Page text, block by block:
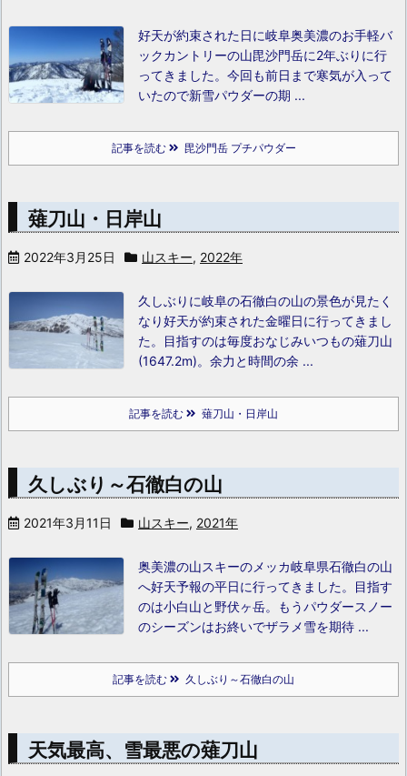
好天が約束された日に岐阜奥美濃のお手軽バ
ックカントリーの山毘沙門岳に2年ぶりに行
ってきました。 今回も前日まで寒気が入って
いたので新雪パウダーの期 ...
記事を読む 毘沙門岳 プチパウダー
薙刀山・日岸山
2022年3月25日 山スキー, 2022年
久しぶりに岐阜の石徹白の山の景色が見たく
なり好天が約束された金曜日に行ってきまし
た。目指すのは毎度おなじみいつもの薙刀山
(1647.2m)。余力と時間の余 ...
記事を読む 薙刀山・日岸山
久しぶり～石徹白の山
2021年3月11日 山スキー, 2021年
奥美濃の山スキーのメッカ岐阜県石徹白の山
へ好天予報の平日に行ってきました。目指す
のは小白山と野伏ヶ岳。もうパウダースノー
のシーズンはお終いでザラメ雪を期待 ...
記事を読む 久しぶり～石徹白の山
天気最高、雪最悪の薙刀山